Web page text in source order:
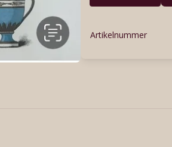
Artikelnummer